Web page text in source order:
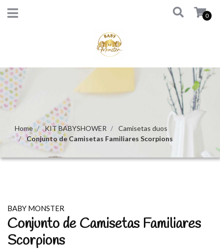
0
Home KIT BABYSHOWER
Camisetas duos
Conjunto de Camisetas Familiares Scorpions
BABY MONSTER
Conjunto de Camisetas Familiares
Scorpions